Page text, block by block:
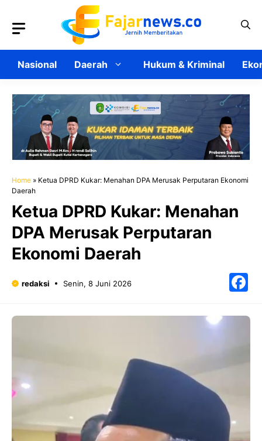
Nasional Daerah Hukum & Kriminal
Home » Ketua DPRD Kukar: Menahan DPA Merusak Perputaran Ekonomi
Daerah
Ketua DPRD Kukar: Menahan
DPA Merusak Perputaran
Ekonomi Daerah
redaksi Senin, 8 Juni 2026